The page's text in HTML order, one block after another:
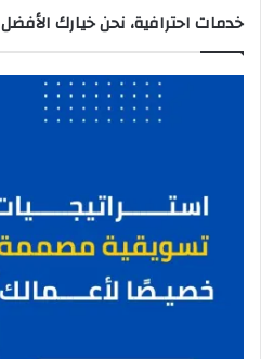
خدمات احترافية، نحن خيارك الأفضل